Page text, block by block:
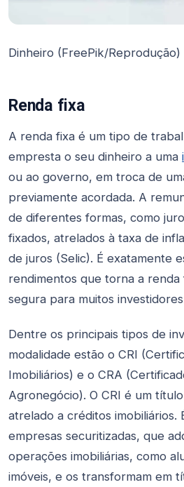
Dinheiro (FreePik/Reprodução)
Renda fixa
A renda fixa é um tipo de
empresta o seu dinheiro a uma
ou ao governo, em troca de
previamente acordada. A
de diferentes formas, como
fixados, atrelados à taxa de
de juros (Selic). É exatamente
rendimentos que torna a renda
segura para muitos
Dentre os principais tipos de
modalidade estão o CRI
Imobiliários) e o CRA
Agronegócio). O CRI é um
atrelado a créditos imobiliários.
empresas securitizadas, que
operações imobiliárias, como
imóveis, e os transformam em